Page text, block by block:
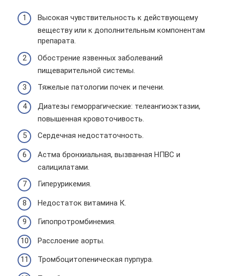
Высокая чувствительность к действующему
веществу или к дополнительным компонентам
препарата.
Обострение язвенных заболеваний
пищеварительной системы.
Тяжелые патологии почек и печени.
Диатезы геморрагические: телеангиоэктазии,
повышенная кровоточивость.
Сердечная недостаточность.
Астма бронхиальная, вызванная НПВС и
салицилатами.
Гиперурикемия.
Недостаток витамина К.
Гипопротромбинемия.
Расслоение аорты.
Тромбоцитопеническая пурпура.